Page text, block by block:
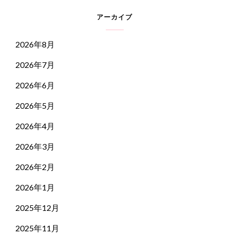
アーカイブ
2026年8月
2026年7月
2026年6月
2026年5月
2026年4月
2026年3月
2026年2月
2026年1月
2025年12月
2025年11月